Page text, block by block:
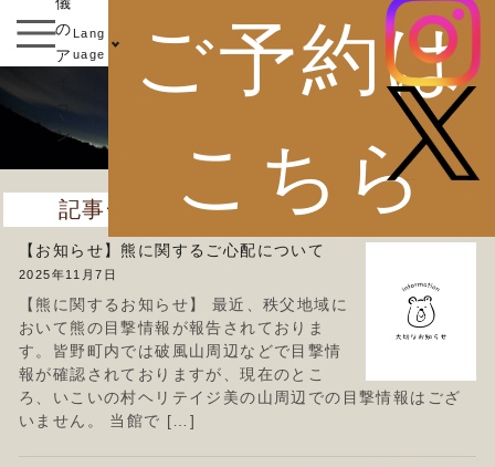
Lang
uage
ご予約は
こちら
記事一覧
【お知らせ】熊に関するご心配について
2025年11月7日
【熊に関するお知らせ】 最近、秩父地域に
おいて熊の目撃情報が報告されておりま
す。皆野町内では破風山周辺などで目撃情
報が確認されておりますが、現在のとこ
ろ、いこいの村ヘリテイジ美の山周辺での目撃情報はござ
いません。 当館で […]